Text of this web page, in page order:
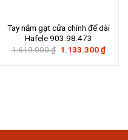
Tay nắm gạt cửa chính đế dài
Hafele 903.98.473
1.619.000₫ Giá
1.133.300₫Giá